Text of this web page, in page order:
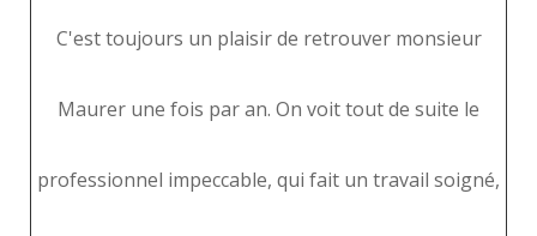
C'est toujours un plaisir de retrouver monsieur
Maurer une fois par an. On voit tout de suite le
professionnel impeccable, qui fait un travail soigné,